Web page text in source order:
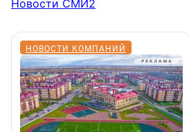
Новости СМИ2
НОВОСТИ КОМПАНИЙ